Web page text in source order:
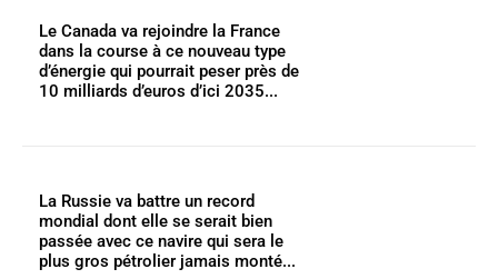
Le Canada va rejoindre la France
dans la course à ce nouveau type
d’énergie qui pourrait peser près de
10 milliards d’euros d’ici 2035...
La Russie va battre un record
mondial dont elle se serait bien
passée avec ce navire qui sera le
plus gros pétrolier jamais monté...